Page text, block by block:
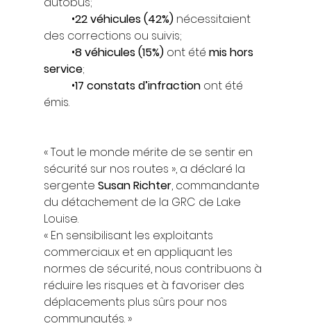
	•
22 véhicules (42%) nécessitaient
des corrections ou suivis;
	•
8 véhicules (15%) ont été mis hors
service;
	•
17 constats d’infraction ont été
émis.
« Tout le monde mérite de se sentir en
sécurité sur nos routes », a déclaré la
sergente Susan Richter, commandante
du détachement de la GRC de Lake
Louise.
« En sensibilisant les exploitants
commerciaux et en appliquant les
normes de sécurité, nous contribuons à
réduire les risques et à favoriser des
déplacements plus sûrs pour nos
communautés. »